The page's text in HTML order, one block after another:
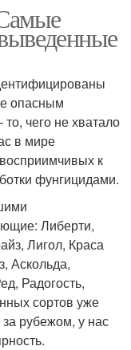
опасным
чего не хватало
в мире
к
фунгицидами.
Либерти,
Лигол, Краса
Аскольда,
Радогость,
сортов уже
рубежом, у нас